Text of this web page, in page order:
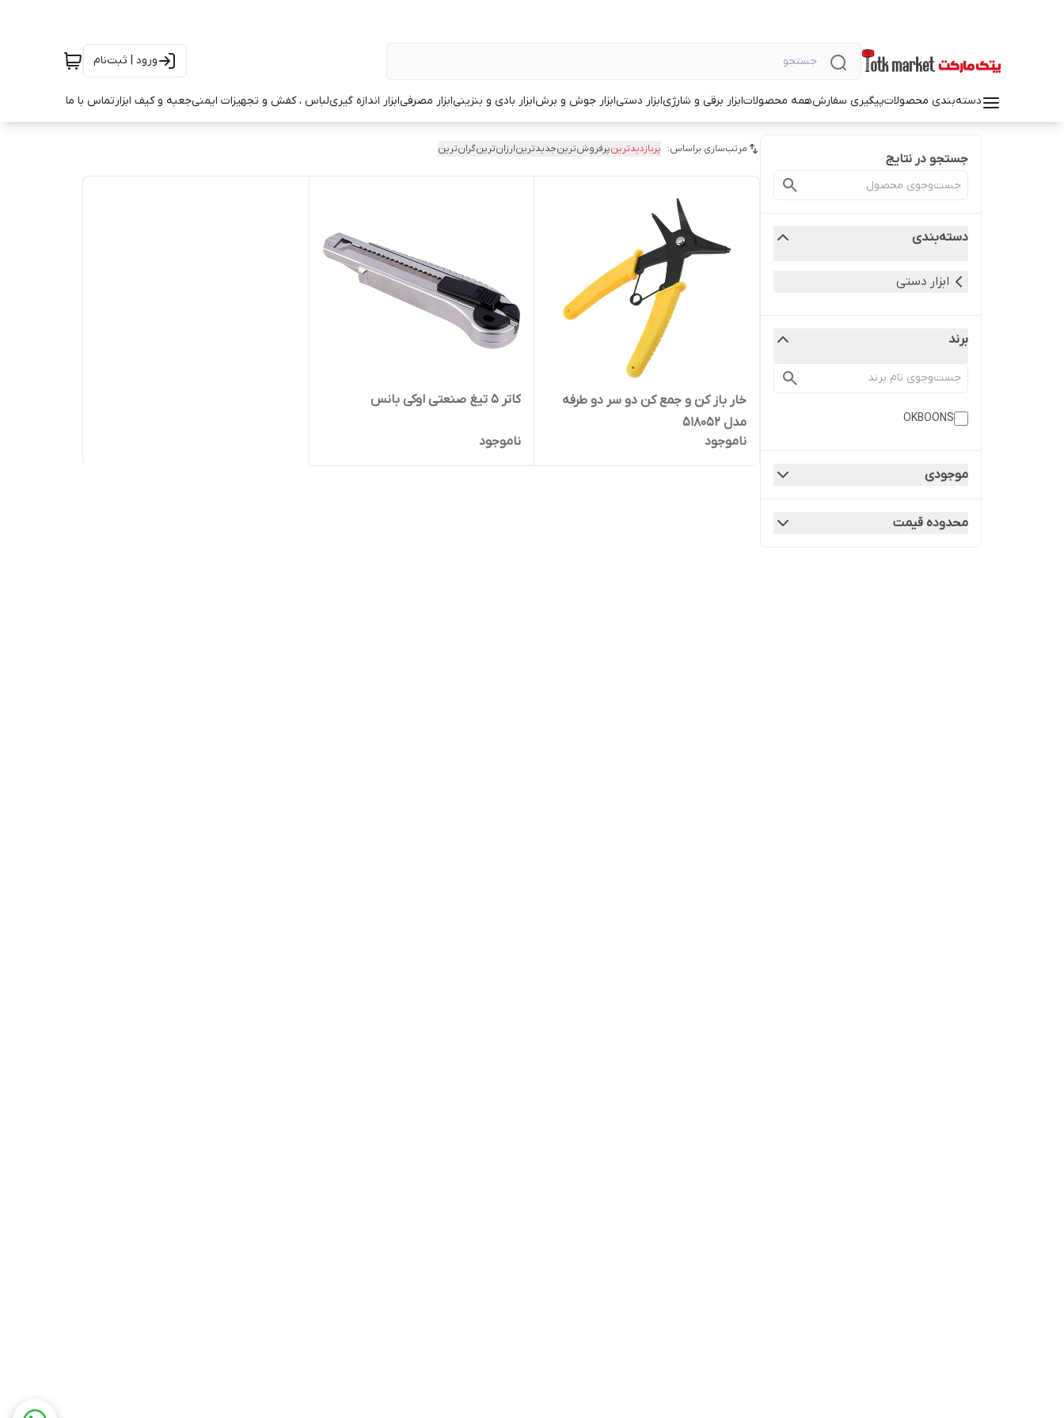
ورود | ثبت‌نام
دسته‌بندی محصولاتپیگیری سفارشهمه محصولاتابزار برقی و شارژیابزار دستیابزار جوش و برشابزار بادی و بنزینیابزار مصرفیابزار اندازه گیریلباس ، کفش و تجهیزات ایمنیجعبه و کیف ابزارتماس با ما
جستجو در نتایج
دسته‌بندی
ابزار دستی
برند
OKBOONS
موجودی
محدوده قیمت
مرتب‌سازی براساس: پربازدیدترینپرفروش‌ترینجدیدترینارزان‌ترینگران‌ترین
خار باز کن و جمع کن دو سر دو طرفه
مدل 518052
ناموجود
کاتر 5 تیغ صنعتی اوکی بانس
ناموجود